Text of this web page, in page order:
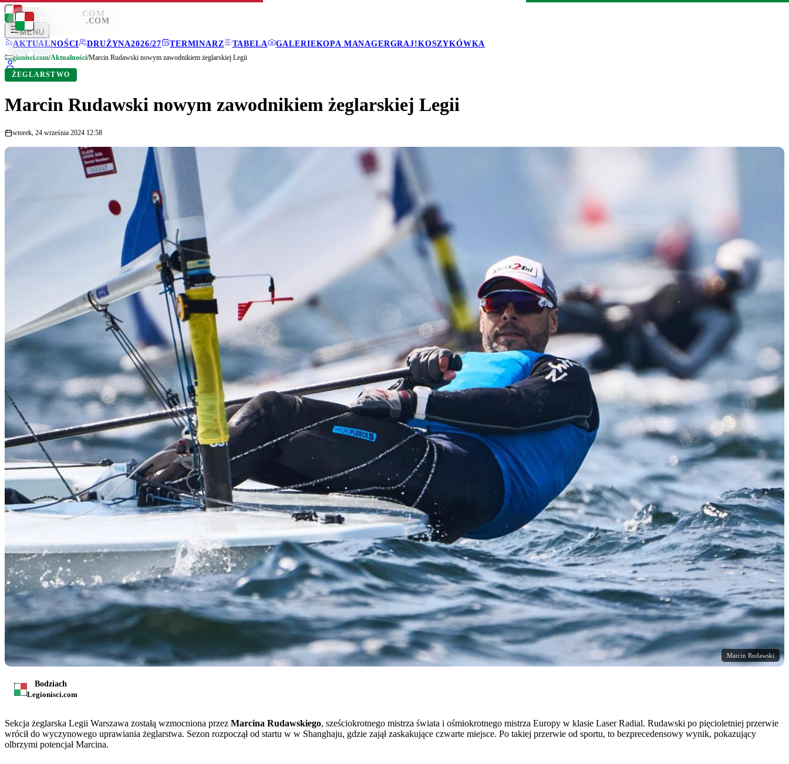
LEGIONISCI .COM
MENU
AKTUALNOŚCI
DRUŻYNA2026/27 TERMINARZ TABELA GALERIEKOPA MANAGERGRAJ!KOSZYKÓWKA
LEGIONISCI .COM
Legionisci.com/Aktualności/Marcin Rudawski nowym zawodnikiem żeglarskiej Legii
ŻEGLARSTWO
Marcin Rudawski nowym zawodnikiem żeglarskiej Legii
wtorek, 24 września 2024 12:58
Marcin Rudawski
Bodziach
Legionisci.com
Sekcja żeglarska Legii Warszawa zostałą wzmocniona przez Marcina Rudawskiego, sześciokrotnego mistrza świata i ośmiokrotnego mistrza Europy w klasie Laser Radial. Rudawski po pięcioletniej przerwie
wrócił do wyczynowego uprawiania żeglarstwa. Sezon rozpoczął od startu w w Shanghaju, gdzie zajął zaskakujące czwarte miejsce. Po takiej przerwie od sportu, to bezprecedensowy wynik, pokazujący
olbrzymi potencjał Marcina.